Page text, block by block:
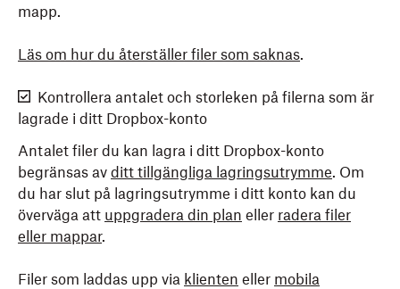
mapp.
Läs om hur du återställer filer som saknas.
Kontrollera antalet och storleken på filerna som är
lagrade i ditt Dropbox-konto
Antalet filer du kan lagra i ditt Dropbox-konto
begränsas av ditt tillgängliga lagringsutrymme. Om
du har slut på lagringsutrymme i ditt konto kan du
överväga att uppgradera din plan eller radera filer
eller mappar.
Filer som laddas upp via klienten eller mobila